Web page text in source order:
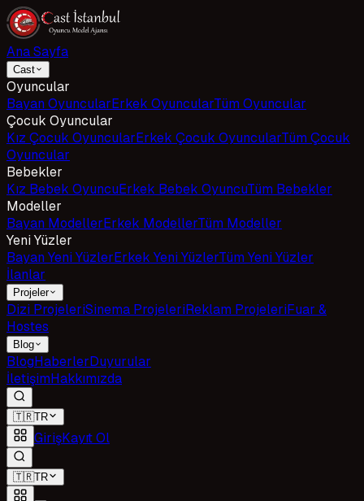
Ana Sayfa
Cast
Oyuncular
Bayan OyuncularErkek OyuncularTüm Oyuncular
Çocuk Oyuncular
Kız Çocuk OyuncularErkek Çocuk OyuncularTüm Çocuk
Oyuncular
Bebekler
Kız Bebek OyuncuErkek Bebek OyuncuTüm Bebekler
Modeller
Bayan ModellerErkek ModellerTüm Modeller
Yeni Yüzler
Bayan Yeni YüzlerErkek Yeni YüzlerTüm Yeni Yüzler
İlanlar
Projeler
Dizi ProjeleriSinema ProjeleriReklam ProjeleriFuar &
Hostes
Blog
BlogHaberlerDuyurular
İletişimHakkımızda
🇹🇷TR
GirişKayıt Ol
🇹🇷TR